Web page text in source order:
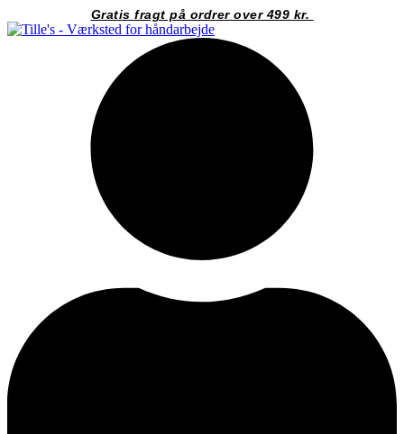
til
Gratis fragt på ordrer over 499 kr.